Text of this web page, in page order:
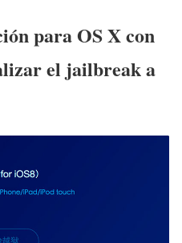
para OS X con
el jailbreak a